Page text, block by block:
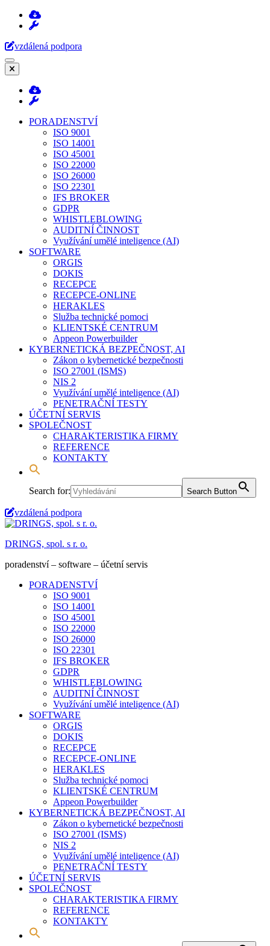
Přeskočit
(stiskněte
Enter)
vzdálená podpora
PORADENSTVÍ
ISO 9001
ISO 14001
ISO 45001
ISO 22000
ISO 26000
ISO 22301
IFS BROKER
GDPR
WHISTLEBLOWING
AUDITNÍ ČINNOST
Využívání umělé inteligence (AI)
SOFTWARE
ORGIS
DOKIS
RECEPCE
RECEPCE-ONLINE
HERAKLES
Služba technické pomoci
KLIENTSKÉ CENTRUM
Appeon Powerbuilder
KYBERNETICKÁ BEZPEČNOST, AI
Zákon o kybernetické bezpečnosti
ISO 27001 (ISMS)
NIS 2
Využívání umělé inteligence (AI)
PENETRAČNÍ TESTY
ÚČETNÍ SERVIS
SPOLEČNOST
CHARAKTERISTIKA FIRMY
REFERENCE
KONTAKTY
Search for: Search Button
vzdálená podpora
DRINGS, spol. s r. o.
poradenství – software – účetní servis
PORADENSTVÍ
ISO 9001
ISO 14001
ISO 45001
ISO 22000
ISO 26000
ISO 22301
IFS BROKER
GDPR
WHISTLEBLOWING
AUDITNÍ ČINNOST
Využívání umělé inteligence (AI)
SOFTWARE
ORGIS
DOKIS
RECEPCE
RECEPCE-ONLINE
HERAKLES
Služba technické pomoci
KLIENTSKÉ CENTRUM
Appeon Powerbuilder
KYBERNETICKÁ BEZPEČNOST, AI
Zákon o kybernetické bezpečnosti
ISO 27001 (ISMS)
NIS 2
Využívání umělé inteligence (AI)
PENETRAČNÍ TESTY
ÚČETNÍ SERVIS
SPOLEČNOST
CHARAKTERISTIKA FIRMY
REFERENCE
KONTAKTY